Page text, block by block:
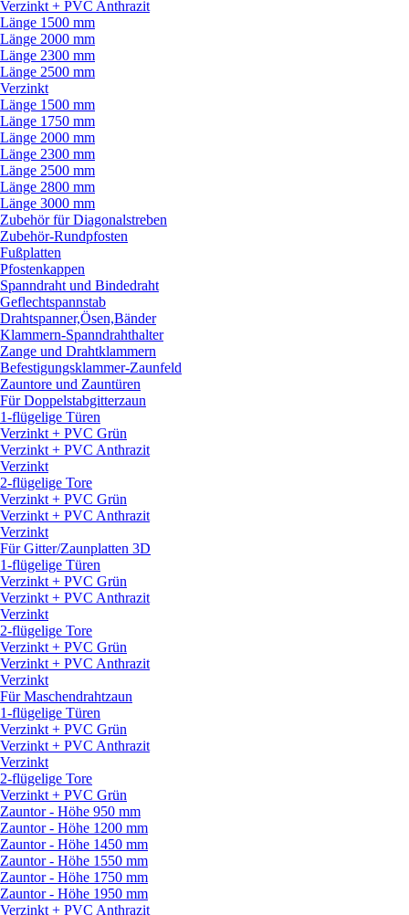
Verzinkt + PVC Anthrazit
Länge 1500 mm
Länge 2000 mm
Länge 2300 mm
Länge 2500 mm
Verzinkt
Länge 1500 mm
Länge 1750 mm
Länge 2000 mm
Länge 2300 mm
Länge 2500 mm
Länge 2800 mm
Länge 3000 mm
Zubehör für Diagonalstreben
Zubehör-Rundpfosten
Fußplatten
Pfostenkappen
Spanndraht und Bindedraht
Geflechtspannstab
Drahtspanner,Ösen,Bänder
Klammern-Spanndrahthalter
Zange und Drahtklammern
Befestigungsklammer-Zaunfeld
Zauntore und Zauntüren
Für Doppelstabgitterzaun
1-flügelige Türen
Verzinkt + PVC Grün
Verzinkt + PVC Anthrazit
Verzinkt
2-flügelige Tore
Verzinkt + PVC Grün
Verzinkt + PVC Anthrazit
Verzinkt
Für Gitter/Zaunplatten 3D
1-flügelige Türen
Verzinkt + PVC Grün
Verzinkt + PVC Anthrazit
Verzinkt
2-flügelige Tore
Verzinkt + PVC Grün
Verzinkt + PVC Anthrazit
Verzinkt
Für Maschendrahtzaun
1-flügelige Türen
Verzinkt + PVC Grün
Verzinkt + PVC Anthrazit
Verzinkt
2-flügelige Tore
Verzinkt + PVC Grün
Zauntor - Höhe 950 mm
Zauntor - Höhe 1200 mm
Zauntor - Höhe 1450 mm
Zauntor - Höhe 1550 mm
Zauntor - Höhe 1750 mm
Zauntor - Höhe 1950 mm
Verzinkt + PVC Anthrazit